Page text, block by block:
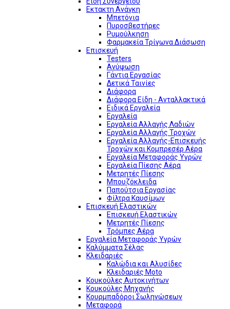
Εκτακτη Ανάγκη
Μπετόνια
Πυροσβεστήρες
Ρυμούλκηση
Φαρμακεία Τρίγωνα Διάσωση
Επισκευή
Testers
Ανύψωση
Γάντια Εργασίας
Δετικά Ταινίες
Διάφορα
Διάφορα Είδη - Ανταλλακτικά
Ειδικά Εργαλεία
Εργαλεία
Εργαλεία Αλλαγής Λαδιών
Εργαλεία Αλλαγής Τροχών
Εργαλεία Αλλαγής-Επισκευής
Τροχών και Κομπρεσέρ Αέρα
Εργαλεία Μεταφοράς Υγρών
Εργαλεία Πίεσης Αέρα
Μετρητές Πίεσης
Μπουζόκλειδα
Παπούτσια Εργασίας
Φίλτρα Καυσίμων
Επισκευή Ελαστικών
Επισκευή Ελαστικών
Μετρητές Πίεσης
Τρόμπες Αέρα
Εργαλεία Μεταφοράς Υγρών
Καλύμματα Σέλας
Κλειδαριές
Καλώδια και Αλυσίδες
Κλειδαριές Moto
Κουκούλες Αυτοκινήτων
Κουκούλες Μηχανής
Κουρμπαδόροι Σωληνώσεων
Μεταφορά